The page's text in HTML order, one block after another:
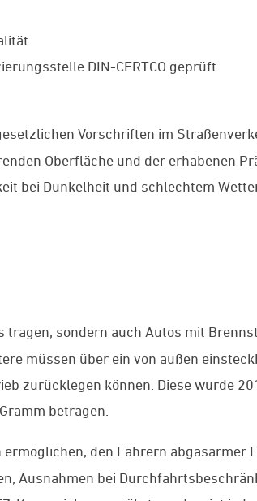
DIN-CERTCO geprüft
Vorschriften im
Oberfläche und der erhabenen
bei Dunkelheit und schlechtem
tragen, sondern auch Autos mit
müssen über ein von außen
zurücklegen können. Diese wurde
betragen.
den Fahrern abgasarmer
Ausnahmen bei